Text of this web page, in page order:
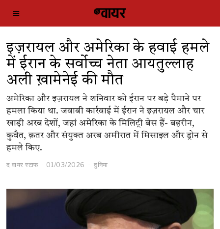
इज़रायल और अमेरिका के हवाई हमले
में ईरान के सर्वोच्च नेता आयतुल्लाह
अली ख़ामेनेई की मौत
अमेरिका और इज़रायल ने शनिवार को ईरान पर बड़े पैमाने पर
हमला किया था. जवाबी कार्रवाई में ईरान ने इज़रायल और चार
खाड़ी अरब देशों, जहां अमेरिका के मिलिट्री बेस हैं- बहरीन,
कुवैत, क़तर और संयुक्त अरब अमीरात में मिसाइल और ड्रोन से
हमले किए.
द वायर स्टाफ 01/03/2026 दुनिया